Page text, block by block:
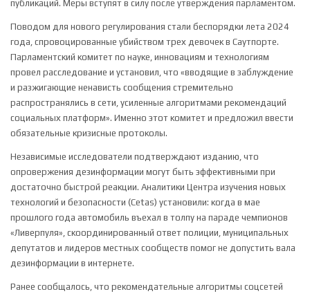
публикаций. Меры вступят в силу после утверждения парламентом.
Поводом для нового регулирования стали беспорядки лета 2024
года, спровоцированные убийством трех девочек в Саутпорте.
Парламентский комитет по науке, инновациям и технологиям
провел расследование и установил, что «вводящие в заблуждение
и разжигающие ненависть сообщения стремительно
распространялись в сети, усиленные алгоритмами рекомендаций
социальных платформ». Именно этот комитет и предложил ввести
обязательные кризисные протоколы.
Независимые исследователи подтверждают изданию, что
опровержения дезинформации могут быть эффективными при
достаточно быстрой реакции. Аналитики Центра изучения новых
технологий и безопасности (Cetas) установили: когда в мае
прошлого года автомобиль въехал в толпу на параде чемпионов
«Ливерпуля», скоординированный ответ полиции, муниципальных
депутатов и лидеров местных сообществ помог не допустить вала
дезинформации в интернете.
Ранее сообщалось, что рекомендательные алгоритмы соцсетей